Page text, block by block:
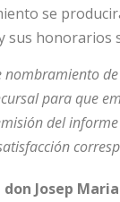
se
sus honorarios
nombramiento
para que
del
Josep